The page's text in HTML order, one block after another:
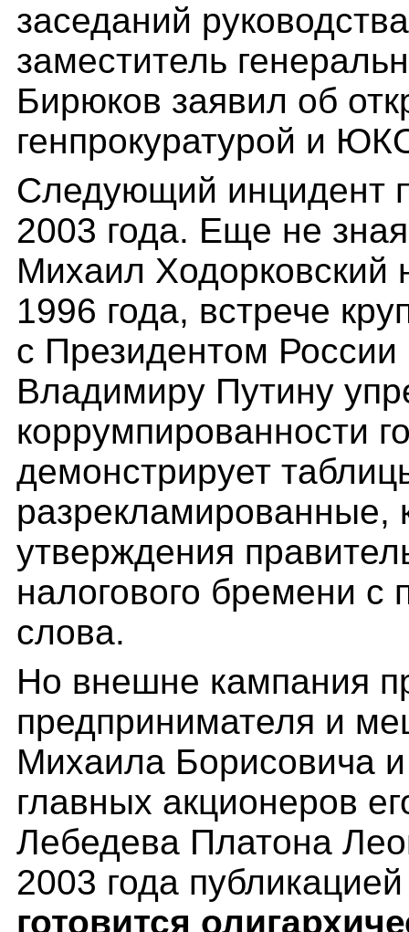
заседаний
заместитель
Бирюков заявил об
генпрокуратурой и
Следующий инцидент
2003 года. Еще не
Михаил Ходорковский
1996 года, встрече
с Президентом
Владимиру Путину
коррумпированности
демонстрирует
утверждения
налогового бремени с
слова.
Но внешне кампания
предпринимателя и
Михаила Борисовича и
главных акционеров
Лебедева Платона
2003 года
готовится